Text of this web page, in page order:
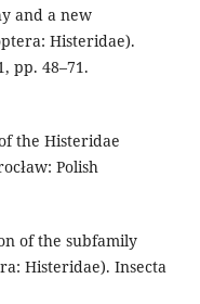
and a new
Histeridae).
pp. 48–71.
the Histeridae
Polish
of the subfamily
Histeridae). Insecta